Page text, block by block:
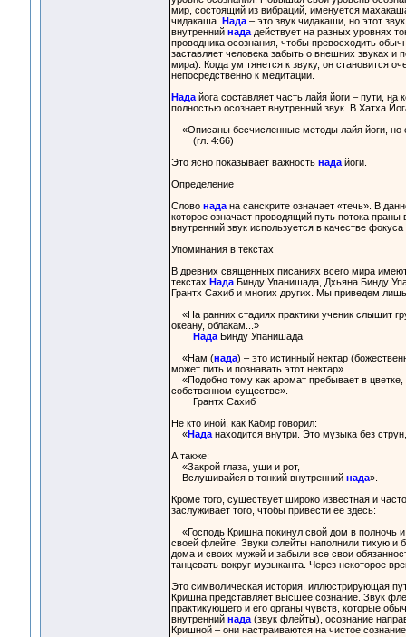
мир, состоящий из вибраций, именуется
чидакаша.
Нада– это звук чидакаши, но этот
внутренний нададействует на разных уровнях
проводника осознания, чтобы превосходить
заставляет человека забыть о внешних звуках и
мира). Когда ум тянется к звуку, он становится
непосредственно к медитации.
Надайога составляет часть лайя йоги – пути,
полностью осознает внутренний звук. В Хатха
«Описаны бесчисленные методы лайя йоги,
(гл. 4:66)
Это ясно показывает важность надайоги.
Определение
Слово надана санскрите означает «течь». В
которое означает проводящий путь потока
внутренний звук используется в качестве
Упоминания в текстах
В древних священных писаниях всего мира
текстах НадаБинду Упанишада, Дхьяна Бинду
Грантх Сахиб и многих других. Мы приведем
«На ранних стадиях практики ученик слышит
океану, облакам...»
НадаБинду Упанишада
«Нам (нада) – это истинный нектар
может пить и познавать этот нектар».
«Подобно тому как аромат пребывает в цветке,
собственном существе».
Грантх Сахиб
Не кто иной, как Кабир говорил:
«Наданаходится внутри. Это музыка без
А также:
«Закрой глаза, уши и рот,
Вслушивайся в тонкий внутренний нада».
Кроме того, существует широко известная и
заслуживает того, чтобы привести ее здесь:
«Господь Кришна покинул свой дом в полночь
своей флейте. Звуки флейты наполнили тихую и
дома и своих мужей и забыли все свои
танцевать вокруг музыканта. Через некоторое
Это символическая история, иллюстрирующая
Кришна представляет высшее сознание. Звук
практикующего и его органы чувств, которые
внутренний нада(звук флейты), осознание
Кришной – они настраиваются на чистое